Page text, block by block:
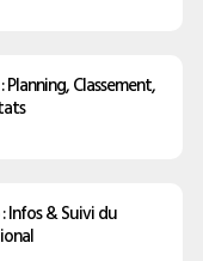
Planning, Classement,
Infos & Suivi du